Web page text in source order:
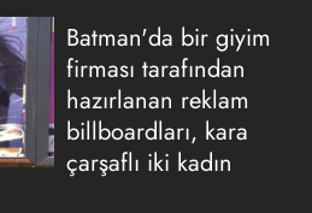
Batman'da bir giyim
firması tarafından
hazırlanan reklam
billboardları, kara
çarşaflı iki kadın